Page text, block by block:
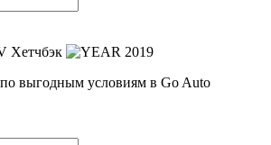
Хетчбэк 2019